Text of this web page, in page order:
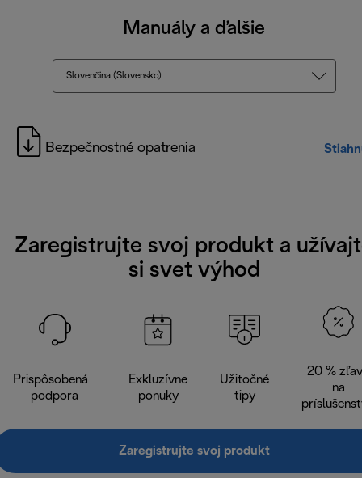
Manuály a ďalšie
Slovenčina (Slovensko)
Bezpečnostné opatrenia
Zaregistrujte svoj produkt a
si svet výhod
Prispôsobená
podpora
Exkluzívne
ponuky
Užitočné
tipy
20 %
na
Zaregistrujte svoj produkt